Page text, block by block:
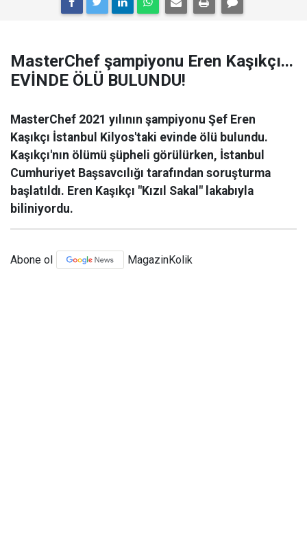
MasterChef şampiyonu Eren Kaşıkçı...
EVİNDE ÖLÜ BULUNDU!
MasterChef 2021 yılının şampiyonu Şef Eren
Kaşıkçı İstanbul Kilyos'taki evinde ölü bulundu.
Kaşıkçı'nın ölümü şüpheli görülürken, İstanbul
Cumhuriyet Başsavcılığı tarafından soruşturma
başlatıldı. Eren Kaşıkçı "Kızıl Sakal" lakabıyla
biliniyordu.
Abone ol MagazinKolik